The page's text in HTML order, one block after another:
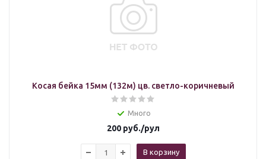
Косая бейка 15мм (132м) цв. светло-коричневый
Много
200 руб./рул
В корзину